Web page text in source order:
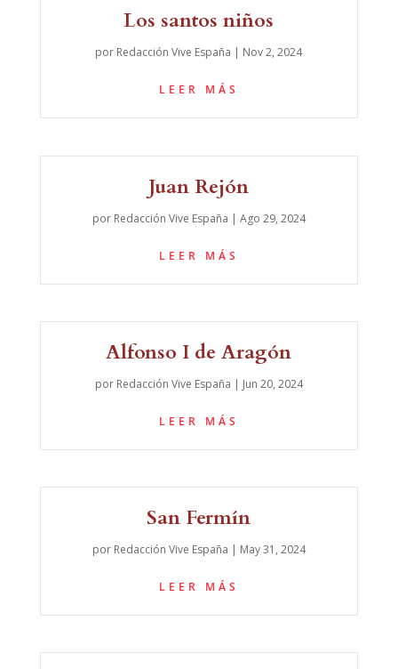
Los santos niños
por Redacción Vive España | Nov 2, 2024
LEER MÁS
Juan Rejón
por Redacción Vive España | Ago 29, 2024
LEER MÁS
Alfonso I de Aragón
por Redacción Vive España | Jun 20, 2024
LEER MÁS
San Fermín
por Redacción Vive España | May 31, 2024
LEER MÁS